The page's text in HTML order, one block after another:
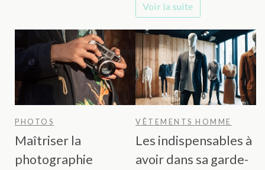
Digne-
les-
Bains
visuel
maximal
Voir la suite
PHOTOS
Maîtriser la
photographie
VÊTEMENTS HOMME
Les indispensables à
avoir dans sa garde-